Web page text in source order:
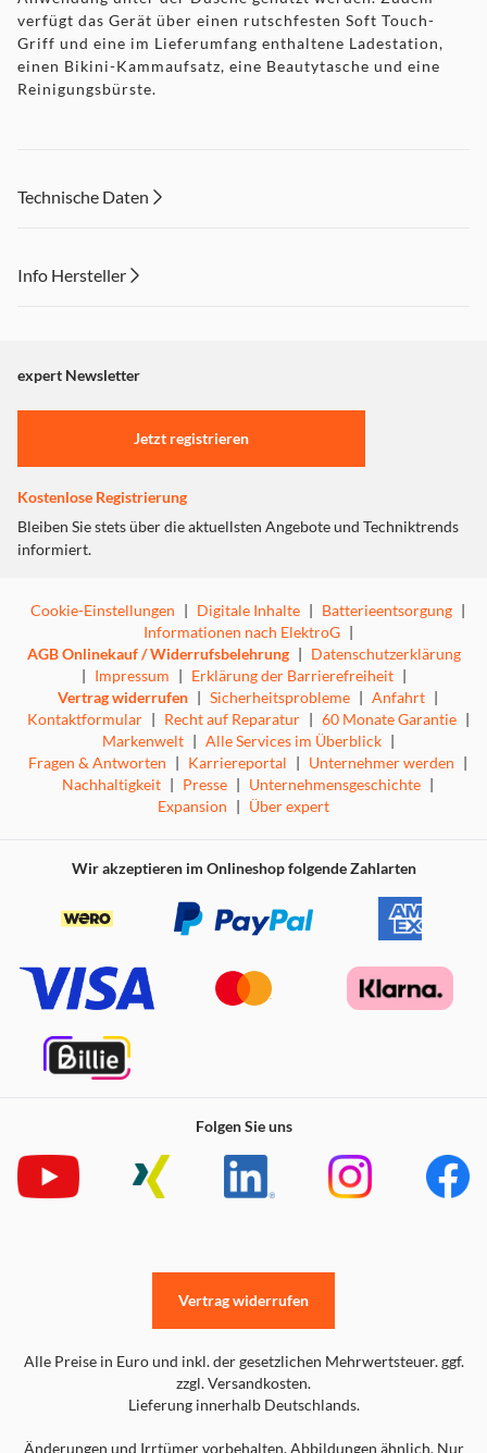
verfügt das Gerät über einen rutschfesten Soft Touch-
Griff und eine im Lieferumfang enthaltene Ladestation,
einen Bikini-Kammaufsatz, eine Beautytasche und eine
Reinigungsbürste.
Technische Daten
Info Hersteller
"Marketing".
Einstellungen anpassen
expert Newsletter
Jetzt registrieren
Kostenlose Registrierung
Bleiben Sie stets über die aktuellsten Angebote und Techniktrends
informiert.
Cookie-Einstellungen | Digitale Inhalte | Batterieentsorgung |
Informationen nach ElektroG |
AGB Onlinekauf / Widerrufsbelehrung | Datenschutzerklärung
| Impressum | Erklärung der Barrierefreiheit |
Vertrag widerrufen | Sicherheitsprobleme | Anfahrt |
Kontaktformular | Recht auf Reparatur | 60 Monate Garantie |
Markenwelt | Alle Services im Überblick |
Fragen & Antworten | Karriereportal | Unternehmer werden |
Nachhaltigkeit | Presse | Unternehmensgeschichte |
Expansion | Über expert
Wir akzeptieren im Onlineshop folgende Zahlarten
Folgen Sie uns
Alle Preise in Euro und inkl. der gesetzlichen Mehrwertsteuer. ggf.
zzgl. Versandkosten.
Lieferung innerhalb Deutschlands.
Änderungen und Irrtümer vorbehalten. Abbildungen ähnlich. Nur
Vertrag widerrufen